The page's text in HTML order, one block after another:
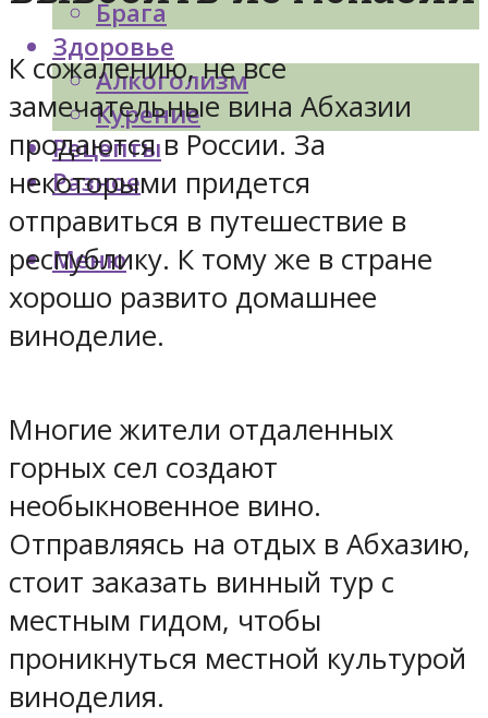
Брага
Здоровье
Алкоголизм
Курение
Рецепты
Разное
Меню
К сожалению, не все
замечательные вина Абхазии
продаются в России. За
некоторыми придется
отправиться в путешествие в
республику. К тому же в стране
хорошо развито домашнее
виноделие.
Многие жители отдаленных
горных сел создают
необыкновенное вино.
Отправляясь на отдых в Абхазию,
стоит заказать винный тур с
местным гидом, чтобы
проникнуться местной культурой
виноделия.